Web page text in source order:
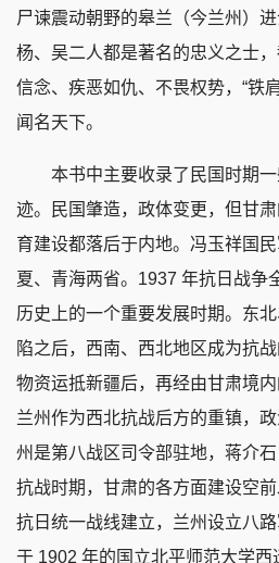
尸谏震动朝野的皋兰（今兰州）进
杨、吴二人都是著名的忠义之士
信念、疾恶如仇、不畏权势，“铁
闻名天下。
本书中主要收录了民国时期一
迹。民国肇造，政体变更，但甘
育建设都落后于内地。冯玉祥国
夏、青海两省。1937 年抗日战争
历史上的一个重要发展时期。东
陷之后，西南、西北地区成为抗
物资运抵新疆后，再经由甘肃境内
兰州作为西北抗战后方的重镇，
州是第八战区司令部驻地，蒋介石
抗战时期，甘肃的各方面建设空前
抗日统一战线建立，兰州设立八
于 1902 年的国立北平师范大学